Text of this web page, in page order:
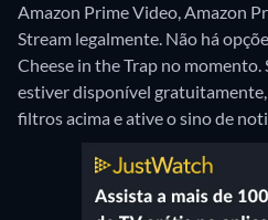
Amazon Prime Video, Amazon
Stream legalmente. Não há
Cheese in the Trap no momento.
estiver disponível
filtros acima e ative o sino de